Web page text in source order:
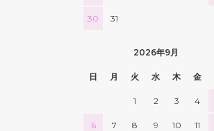
30 31
2026年9月
日 月 火 水 木 金
1 2 3 4
6 7 8 9 10 11